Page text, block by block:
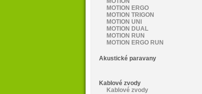
MOTION ERGO
MOTION TRIGON
MOTION UNI
MOTION DUAL
MOTION RUN
MOTION ERGO RUN
Akustické paravany
Kablové zvody
Kablové zvody